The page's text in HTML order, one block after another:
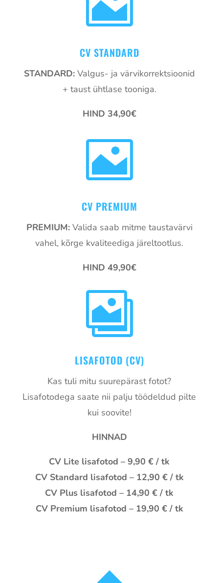
CV STANDARD
STANDARD: Valgus- ja värvikorrektsioonid
+ taust ühtlase tooniga.
HIND 34,90€

CV PREMIUM
PREMIUM: Valida saab mitme taustavärvi
vahel, kõrge kvaliteediga järeltootlus.
HIND 49,90€

LISAFOTOD (CV)
Kas tuli mitu suurepärast fotot?
Lisafotodega saate nii palju töödeldud pilte
kui soovite!
HINNAD
CV Lite lisafotod – 9,90 € / tk
CV Standard lisafotod – 12,90 € / tk
CV Plus lisafotod – 14,90 € / tk
CV Premium lisafotod – 19,90 € / tk